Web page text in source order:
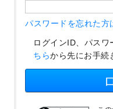
パスワードを忘れた方
ログインID、パスワ
ちらから先にお手続